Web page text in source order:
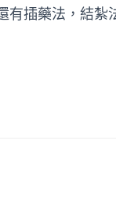
有插藥法，結